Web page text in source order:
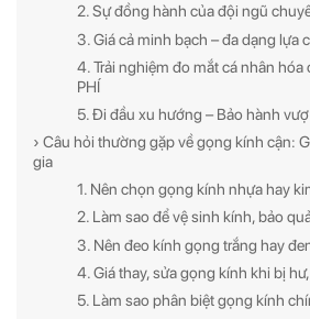
2. Sự đồng hành của đội ngũ
3. Giá cả minh bạch – đa dạng lựa
4. Trải nghiệm đo mắt cá nhân hóa
PHÍ
5. Đi đầu xu hướng – Bảo hành
› Câu hỏi thường gặp về gọng kính cận:
gia
1. Nên chọn gọng kính nhựa hay
2. Làm sao để vệ sinh kính, bảo
3. Nên đeo kính gọng trắng hay
4. Giá thay, sửa gọng kính khi bị
5. Làm sao phân biệt gọng kính